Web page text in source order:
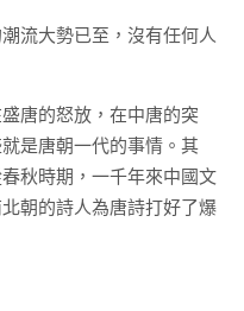
流大勢已至，沒有任何人
唐的怒放，在中唐的突
是唐朝一代的事情。其
秋時期，一千年來中國文
朝的詩人為唐詩打好了爆